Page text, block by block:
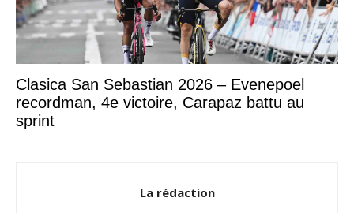
Clasica San Sebastian 2026 – Evenepoel
recordman, 4e victoire, Carapaz battu au
sprint
La rédaction